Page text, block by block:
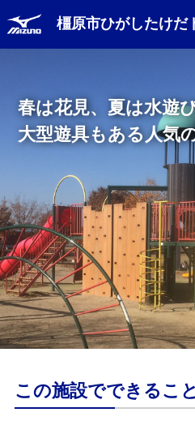
橿原市ひがしたけだ
春は花見、夏は水遊
大型遊具もある人気
この施設でできること